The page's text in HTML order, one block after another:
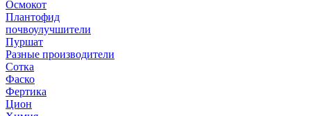
Осмокот
Плантофид
почвоулучшители
Пуршат
Разные производители
Сотка
Фаско
Фертика
Цион